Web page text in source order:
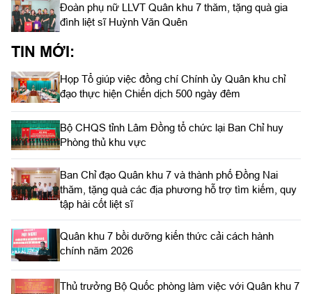
Đoàn phụ nữ LLVT Quân khu 7 thăm, tặng quà gia
đình liệt sĩ Huỳnh Văn Quên
TIN MỚI:
Họp Tổ giúp việc đồng chí Chính ủy Quân khu chỉ
đạo thực hiện Chiến dịch 500 ngày đêm
Bộ CHQS tỉnh Lâm Đồng tổ chức lại Ban Chỉ huy
Phòng thủ khu vực
Ban Chỉ đạo Quân khu 7 và thành phố Đồng Nai
thăm, tặng quà các địa phương hỗ trợ tìm kiếm, quy
tập hài cốt liệt sĩ
Quân khu 7 bồi dưỡng kiến thức cải cách hành
chính năm 2026
Thủ trưởng Bộ Quốc phòng làm việc với Quân khu 7